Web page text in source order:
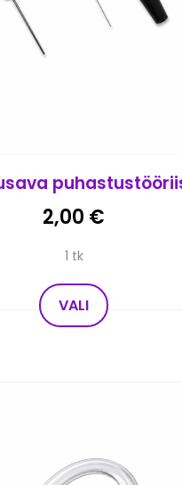
2,00 €
1 tk
VALI